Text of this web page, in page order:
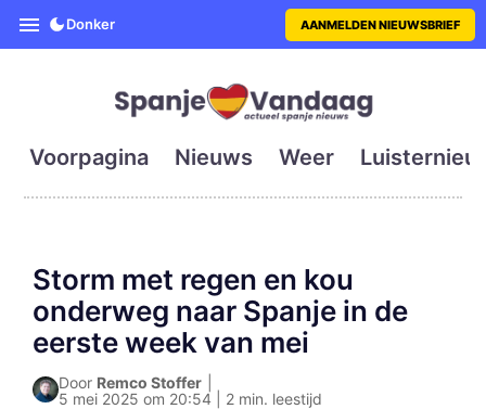
SpanjeVandaag is de eerste
Donker AANMELDEN NIEUWSBRIEF
Voorpagina Nieuws Weer
Storm met regen en kou
onderweg naar Spanje in de
eerste week van mei
Door Remco Stoffer
5 mei 2025 om 20:54 | 2 min. leestijd